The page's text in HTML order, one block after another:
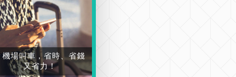
機場叫車，省時、省錢
又省力！